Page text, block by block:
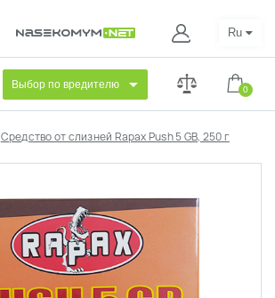
Выбор по вредителю 0
Ru
Средство от слизней Rapax Push 5 GB, 250 г